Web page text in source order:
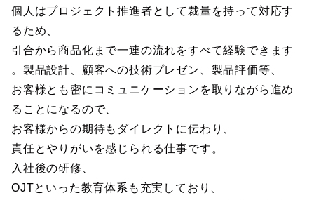
個人はプロジェクト推進者として裁量を持って対応す
るため、
引合から商品化まで一連の流れをすべて経験できます
。製品設計、顧客への技術プレゼン、製品評価等、
お客様とも密にコミュニケーションを取りながら進め
ることになるので、
お客様からの期待もダイレクトに伝わり、
責任とやりがいを感じられる仕事です。
入社後の研修、
OJTといった教育体系も充実しており、